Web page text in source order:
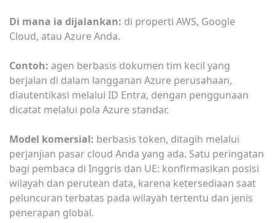
Di mana ia dijalankan: di properti AWS, Google
Cloud, atau Azure Anda.
Contoh: agen berbasis dokumen tim kecil yang
berjalan di dalam langganan Azure perusahaan,
diautentikasi melalui ID Entra, dengan penggunaan
dicatat melalui pola Azure standar.
Model komersial: berbasis token, ditagih melalui
perjanjian pasar cloud Anda yang ada. Satu peringatan
bagi pembaca di Inggris dan UE: konfirmasikan posisi
wilayah dan perutean data, karena ketersediaan saat
peluncuran terbatas pada wilayah tertentu dan jenis
penerapan global.